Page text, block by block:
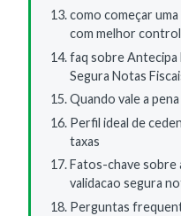
como começar
com melhor
faq sobre Antecipa
Segura Notas
Quando vale a
Perfil ideal de
taxas
Fatos-chave sobre
validacao segura
Perguntas